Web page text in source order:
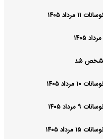
۱۴۰۵
۱۴۰۵
۱۴۰۵
۱۴۰۵